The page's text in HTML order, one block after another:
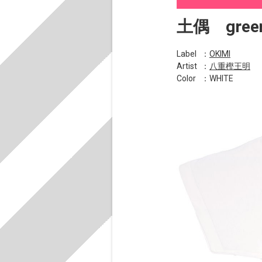
土偶
Label ： OKIMI
Artist
： 八重樫王明
Color
：WHITE